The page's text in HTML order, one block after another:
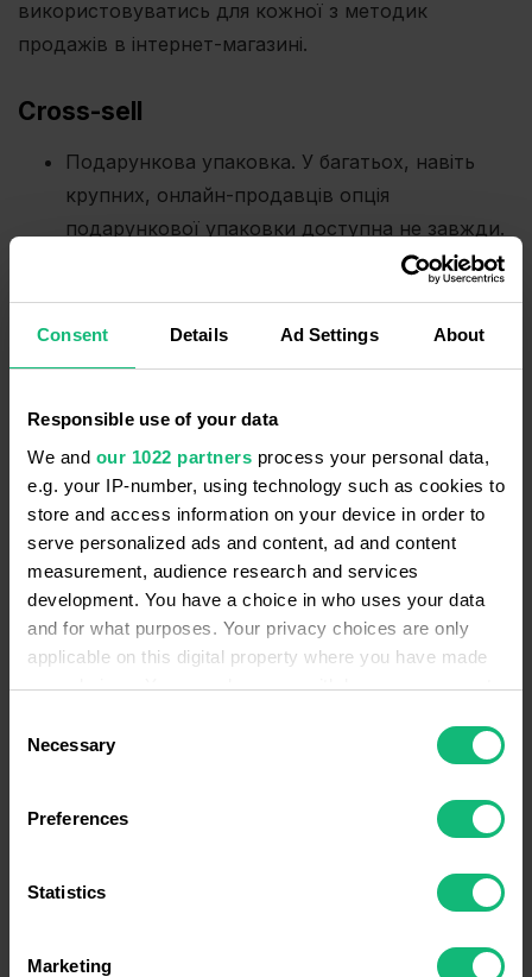
Consent Details Ad Settings About
Responsible use of your data
We and our 1022 partners process your personal data,
e.g. your IP-number, using technology such as cookies to
store and access information on your device in order to
serve personalized ads and content, ad and content
measurement, audience research and services
development. You have a choice in who uses your data
and for what purposes. Your privacy choices are only
applicable on this digital property where you have made
your choices. You can change or withdraw your consent
the Privacy trigger icon.
Collect information about your geographical
meters
Identify your device by actively scanning it for
Selection
Necessary
Preferences
Statistics
Marketing
використовуватись для кожної з методик
продажів в інтернет-магазині.
Cross-sell
Подарункова упаковка. У багатьох, навіть
крупних, онлайн-продавців опція
подарункової упаковки доступна не завжди.
Хоча така пропозиція, що є актуальною для
середній чек.
Індивідуальні пропозиції на основі історії
клієнтів, аналізуйте історію їх покупок. Це
дасть найточнішу інформацію для
персоналізованих пропозицій. Наприклад,
покупцю книжкового магазину можна
запропонувати книги його улюблених авторів
чи жанрів.
Продукти, що часто купують разом. Можна
пропонувати аксесуари чи витратні
матеріали до основної покупки.